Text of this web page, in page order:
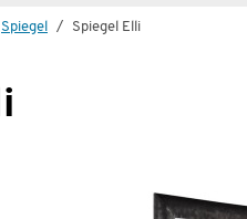
Spiegel Spiegel Elli